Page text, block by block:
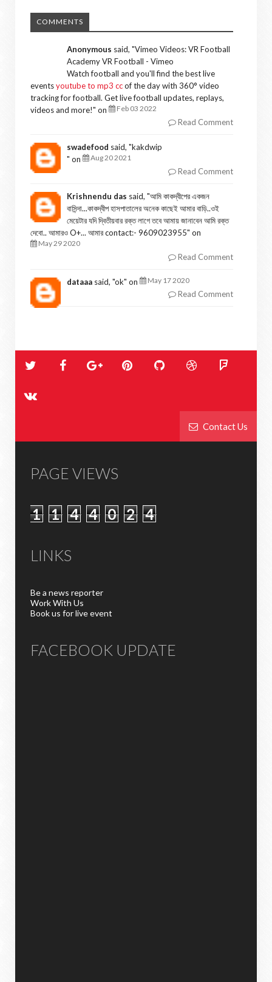
COMMENTS
Anonymous said, "Vimeo Videos: VR Football
Academy VR Football - Vimeo
Watch football and you'll find the best live
eventsyoutube to mp3 ccof the day with 360° video
tracking for football. Get live football updates, replays,
videos and more!" on Feb 03 2022
Read Comment
swadefood said, "kakdwip
" on
Aug 20 2021
Read Comment
Krishnendu das said, "আমি কাকদ্বীপের একজন
বাসিন্দা...কাকদ্বীপ হাসপাতালের অনেক কাছেই আমার বাড়ি..ওই
মেয়েটার যদি দ্বিতীয়বার রক্ত লাগে তবে আমায় জানাবেন আমি রক্ত
দেবো.. আমারও O+... আমার contact:- 9609023955" on
May 29 2020
Read Comment
dataaa said, "ok" on May 17 2020
Read Comment
Contact Us
PAGE VIEWS
1 1 4 4 0 2 4
LINKS
Be a news reporter
Work With Us
Book us for live event
FACEBOOK UPDATE